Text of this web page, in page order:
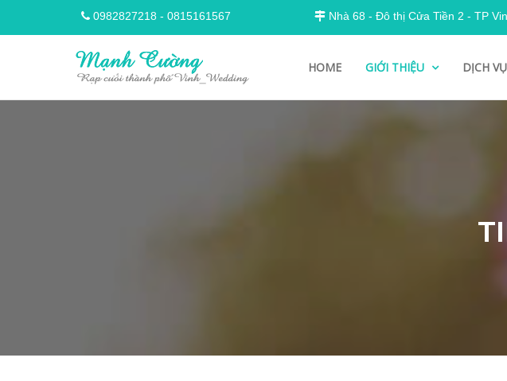
0982827218 - 0815161567 Nhà 68 - Đô thị Cửa Tiền 2 - TP
HOME GIỚI THIỆU DỊCH VỤ